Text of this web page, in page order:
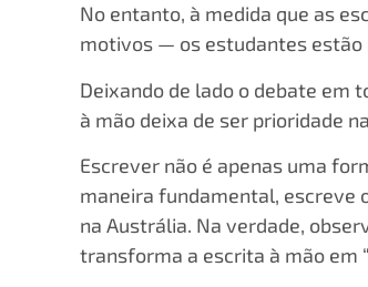
No entanto, à medida que as
motivos — os estudantes estão
Deixando de lado o debate em
à mão deixa de ser prioridade
Escrever não é apenas uma
maneira fundamental, escreve
na Austrália. Na verdade,
transforma a escrita à mão em